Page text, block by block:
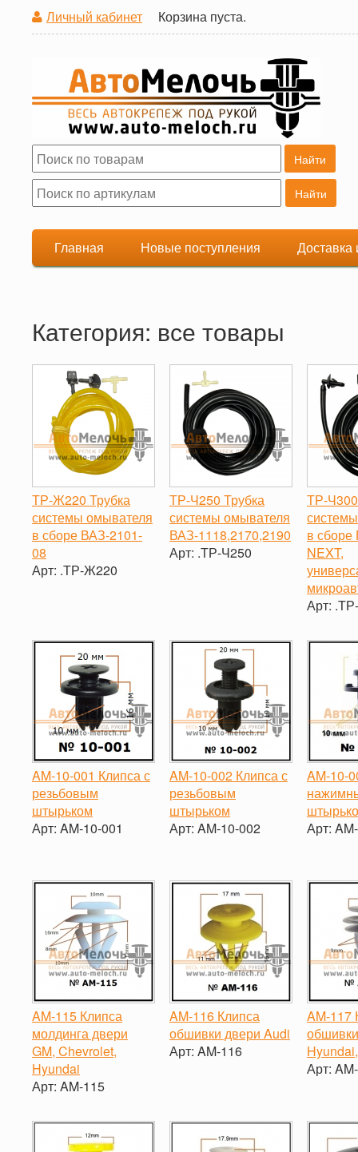
Личный кабинет Корзина пуста.
Форма поиска
Поиск
Главная Новые поступления Доставка
Категория: все товары
ТР-Ж220 Трубка
системы омывателя
в сборе ВАЗ-2101-
08
Арт: .ТР-Ж220
ТР-Ч250 Трубка
системы омывателя
ВАЗ-1118,2170,2190
Арт: .ТР-Ч250
ТР-
в сборе
NEXT,
Арт:
-
AM-10-001 Клипса с
резьбовым
штырьком
Арт: AM-10-001
AM-10-002 Клипса с
резьбовым
штырьком
Арт: AM-10-002
AM-10-
Арт:
AM-115 Клипса
молдинга двери
GM, Chevrolet,
Hyundai
Арт: AM-115
-
+
AM-116 Клипса
обшивки двери Audi
Арт: AM-116
AM-117
Арт: